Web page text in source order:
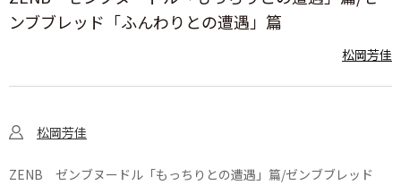
ンブブレッド「ふんわりとの遭遇」篇
松岡芳佳
松岡芳佳
ZENB ゼンブヌードル「もっちりとの遭遇」篇/ゼンブブレッド